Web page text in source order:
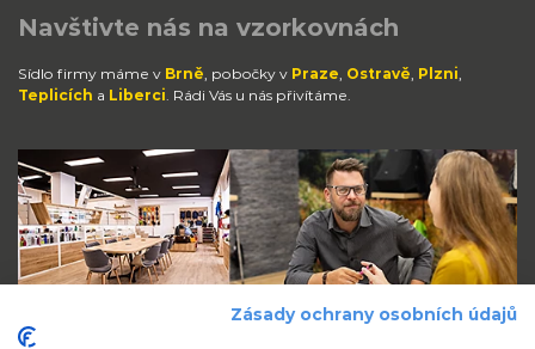
Navštivte nás na vzorkovnách
Sídlo firmy máme v Brně, pobočky v Praze, Ostravě, Plzni,
Teplicích a Liberci. Rádi Vás u nás přivítáme.
Zásady ochrany osobních údajů